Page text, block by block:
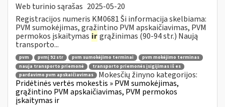
Web turinio sąrašas 2025-05-20
Registracijos numeris KM0681 Ši informacija skelbiama:
PVM sumokėjimas, grąžintino PVM apskaičiavimas, PVM
permokos įskaitymas irgrąžinimas (90-94 str.) Naują
transporto...
pvm pvmį 92 str pvm sumokėjimo terminai
pvm mokėjimo terminas
nauja transporto priemonė
transporto priemonės įsigijimas iš es
pardavimo pvm apskaičiavimas
Mokesčių žinyno kategorijos:
Pridėtinės vertės mokestis » PVM sumokėjimas,
grąžintino PVM apskaičiavimas, PVM permokos
įskaitymas ir